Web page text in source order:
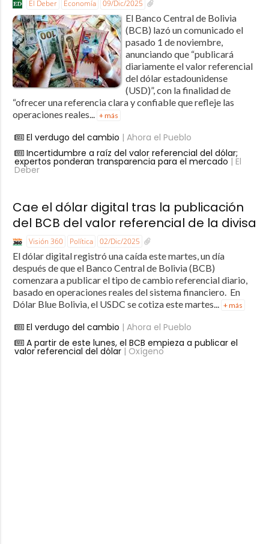
El Deber Economía 09/Dic/2025
El Banco Central de Bolivia
(BCB) lazó un comunicado el
pasado 1 de noviembre,
anunciando que “publicará
diariamente el valor referencial
del dólar estadounidense
(USD)”, con la finalidad de
“ofrecer una referencia clara y confiable que refleje las
operaciones reales... + más
El verdugo del cambio | Ahora el Pueblo
Incertidumbre a raíz del valor referencial del dólar;
expertos ponderan transparencia para el mercado | El
Deber
Cae el dólar digital tras la publicación
del BCB del valor referencial de la divisa
Visión 360 Política 02/Dic/2025
El dólar digital registró una caída este martes, un día
después de que el Banco Central de Bolivia (BCB)
comenzara a publicar el tipo de cambio referencial diario,
basado en operaciones reales del sistema financiero. En
Dólar Blue Bolivia, el USDC se cotiza este martes... + más
El verdugo del cambio | Ahora el Pueblo
A partir de este lunes, el BCB empieza a publicar el
valor referencial del dólar| Oxígeno